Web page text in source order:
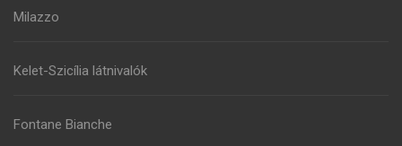
Milazzo
Kelet-Szicília látnivalók
Fontane Bianche